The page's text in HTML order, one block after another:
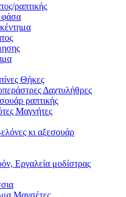
ραπτικής
φάσα
Θήκες
Δαχτυλήθρες
ραπτικής
Μαγνήτες
κι αξεσουάρ
Εργαλεία μοδίστρας
Μανσέτες